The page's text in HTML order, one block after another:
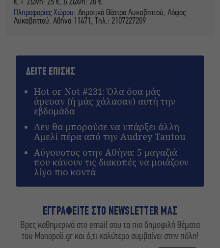
€, Γ Ζώνη: 25 €, Δ Ζώνη: 20 €
Πληροφορίες Χώρου: Δημοτικό Θέατρο Λυκαβηττού, Λόφος
Λυκαβηττού, Αθήνα 11471, Τηλ.: 2107227209
ΔΕΙΤΕ ΕΠΙΣΗΣ
Hot or Not #231: Όλα όσα μάς
άρεσαν (ή μάς χάλασαν) αυτή την
εβδομάδα
Δεν θα μπορούσε να υπάρξει άλλη
Αμελί πέρα από την Audrey Tautou
Αύγουστος στην Αθήνα: 5 μαγαζιά
που κάνουν τις διακοπές να μοιάζουν
λίγο πιο κοντά
ΕΓΓΡΑΦΕΙΤΕ ΣΤΟ NEWSLETTER ΜΑΣ
Βρες καθημερινά στο email σου τα πιο δημοφιλή θέματα
του Monopoli.gr και ό,τι καλύτερο συμβαίνει στην πόλη!